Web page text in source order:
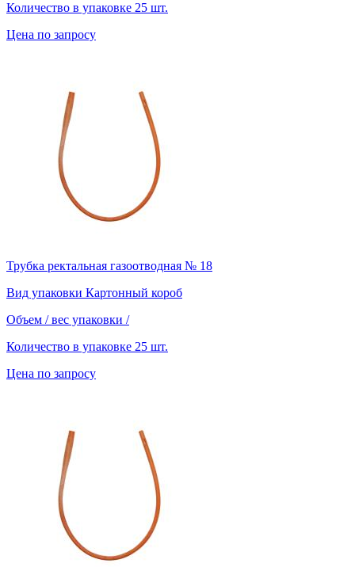
Количество в упаковке 25 шт.
Цена по запросу
Трубка ректальная газоотводная № 18
Вид упаковки Картонный короб
Объем / вес упаковки /
Количество в упаковке 25 шт.
Цена по запросу